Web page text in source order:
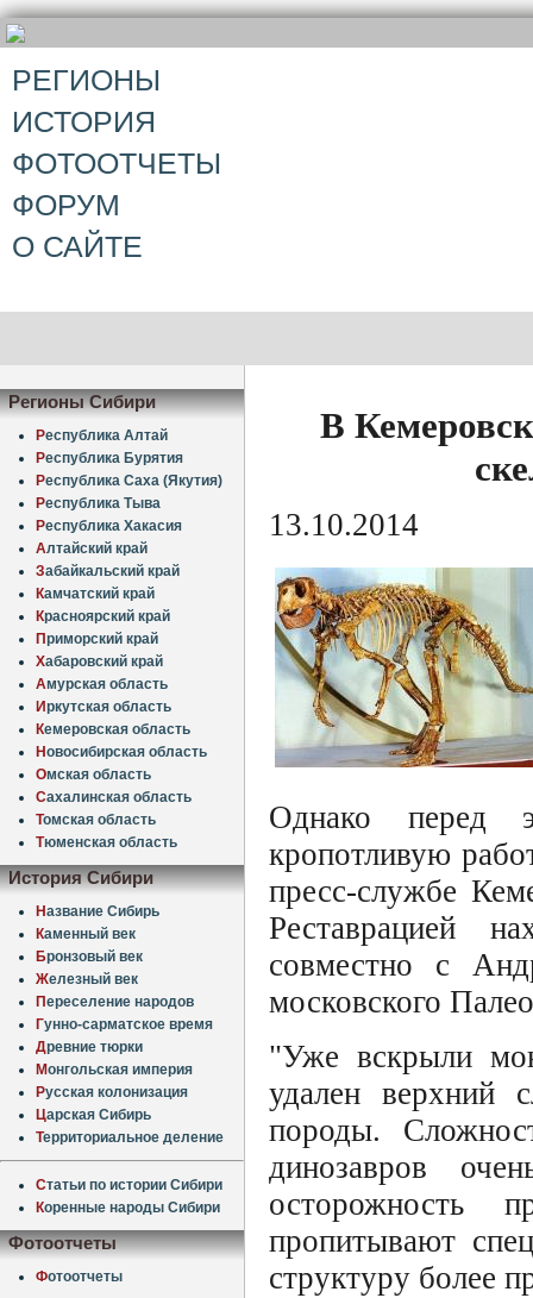
РЕГИОНЫ
ИСТОРИЯ
ФОТООТЧЕТЫ
ФОРУМ
О САЙТЕ
Регионы Сибири
Республика Алтай
Республика Бурятия
Республика Саха (Якутия)
Республика Тыва
Республика Хакасия
Алтайский край
Забайкальский край
Камчатский край
Красноярский край
Приморский край
Хабаровский край
Амурская область
Иркутская область
Кемеровская область
Новосибирская область
Омская область
Сахалинская область
Томская область
Тюменская область
История Сибири
Название Сибирь
Каменный век
Бронзовый век
Железный век
Переселение народов
Гунно-сарматское время
Древние тюрки
Монгольская империя
Русская колонизация
Царская Сибирь
Территориальное деление
Статьи по истории Сибири
Коренные народы Сибири
Фотоотчеты
Фотоотчеты
В
13.10.2014
Однако перед
кропотливую
пресс-службе
Реставрацией
совместно с
московского
"Уже вскрыли
удален верхний
породы.
динозавров
пропитывают
структуру более